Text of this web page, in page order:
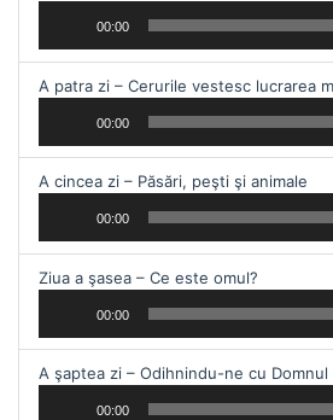
00:00
A patra zi – Cerurile vestesc lucrarea
00:00
A cincea zi – Păsări, peşti şi animale
00:00
Ziua a şasea – Ce este omul?
00:00
A şaptea zi – Odihnindu-ne cu Domnul
00:00